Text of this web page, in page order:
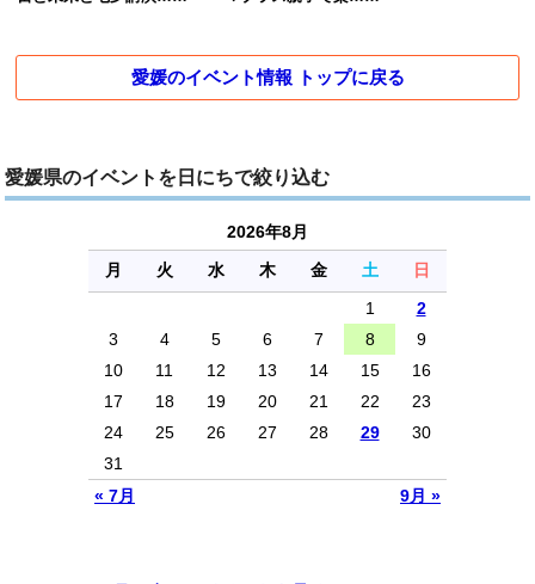
愛媛のイベント情報 トップに戻る
愛媛県のイベントを日にちで絞り込む
2026年8月
月
火 水 木 金 土 日
« 7月 9月 »
1
2
3
4 5 6 7 8
9
10
11 12 13 14 15
16
17
18 19 20 21 22
23
24
25 26 27 28 29
30
31